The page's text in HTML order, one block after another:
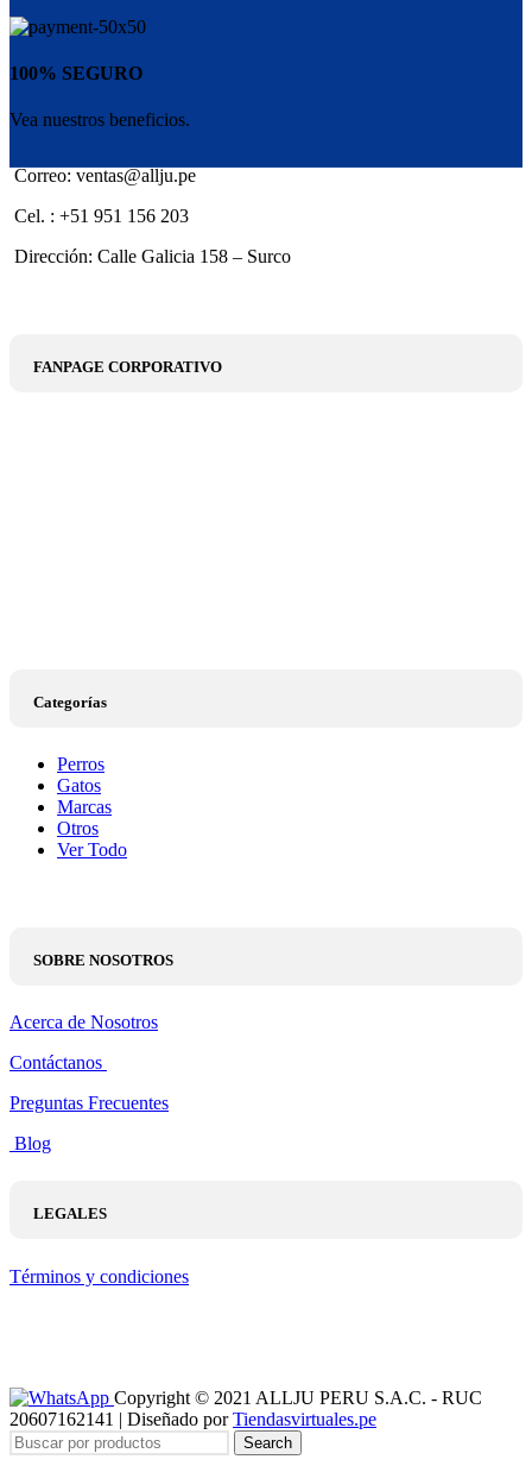
100% SEGURO
Vea nuestros beneficios.
Correo: ventas@allju.pe
Cel. : +51 951 156 203
Dirección: Calle Galicia 158 – Surco
FANPAGE CORPORATIVO
Categorías
Perros
Gatos
Marcas
Otros
Ver Todo
SOBRE NOSOTROS
Acerca de Nosotros
Contáctanos
Preguntas Frecuentes
Blog
LEGALES
Términos y condiciones
Copyright © 2021 ALLJU PERU S.A.C. - RUC
20607162141 | Diseñado porTiendasvirtuales.pe
Search